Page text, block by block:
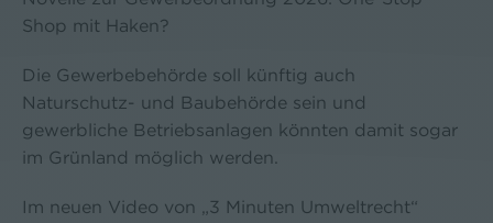
Shop mit Haken?
Die Gewerbebehörde soll künftig auch
Naturschutz- und Baubehörde sein und
gewerbliche Betriebsanlagen könnten damit sogar
im Grünland möglich werden.
Im neuen Video von „3 Minuten Umweltrecht“